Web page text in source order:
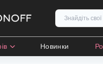
Новинки